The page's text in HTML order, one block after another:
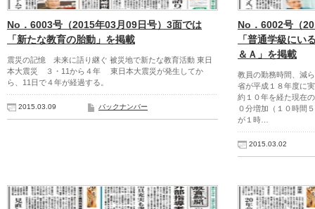
No．6003号（2015年03月09日号）3面では
「新たな教育の胎動」を掲載
震災の記憶 未来に語り継ぐ 被災地で新たな教育活動 東日
本大震災 ３・11から４年 東日本大震災が発生してか
ら、11日で４年が経過する。
2015.03.09 バックナンバー
No．6002号（
「普通学級に
＆Ａ」を掲載
教員の勤務時間、減
省が平成１８年度に
約１０年を経た現在
０分増加（１０時間
が１時…
2015.03.02